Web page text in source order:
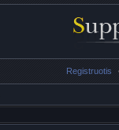
Registruotis